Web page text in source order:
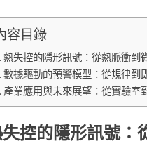
容目錄
熱失控的隱形訊號：從熱脈衝到
數據驅動的預警模型：從規律到
產業應用與未來展望：從實驗室
控的隱形訊號：